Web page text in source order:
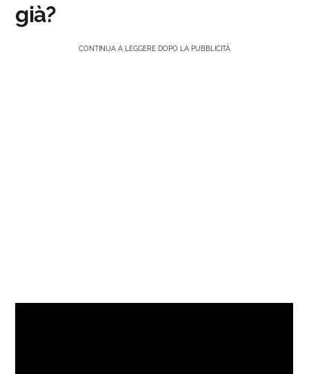
già?
CONTINUA A LEGGERE DOPO LA PUBBLICITÀ